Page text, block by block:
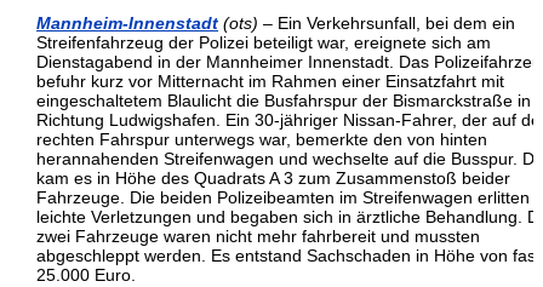
Mannheim-Innenstadt (ots) – Ein Verkehrsunfall, bei dem ein
Streifenfahrzeug der Polizei beteiligt war, ereignete sich am
Dienstagabend in der Mannheimer Innenstadt. Das
befuhr kurz vor Mitternacht im Rahmen einer Einsatzfahrt mit
eingeschaltetem Blaulicht die Busfahrspur der Bismarckstraße in
Richtung Ludwigshafen. Ein 30-jähriger Nissan-Fahrer, der auf
rechten Fahrspur unterwegs war, bemerkte den von hinten
herannahenden Streifenwagen und wechselte auf die Busspur.
kam es in Höhe des Quadrats A 3 zum Zusammenstoß beider
Fahrzeuge. Die beiden Polizeibeamten im Streifenwagen erlitten
leichte Verletzungen und begaben sich in ärztliche Behandlung.
zwei Fahrzeuge waren nicht mehr fahrbereit und mussten
abgeschleppt werden. Es entstand Sachschaden in Höhe von fast
25.000 Euro.